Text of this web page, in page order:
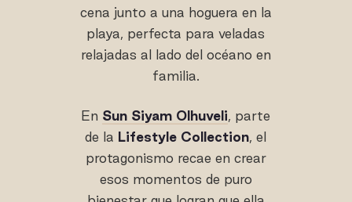
cena junto a una hoguera en la
playa, perfecta para veladas
relajadas al lado del océano en
familia.
En Sun Siyam Olhuveli, parte
de la Lifestyle Collection, el
protagonismo recae en crear
esos momentos de puro